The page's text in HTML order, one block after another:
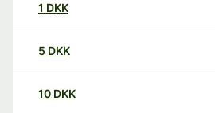
1 DKK
5 DKK
10 DKK